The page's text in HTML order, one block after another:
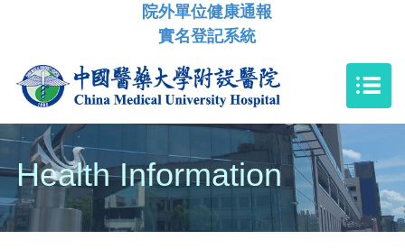
院外單位健康通報
實名登記系統
Health Information